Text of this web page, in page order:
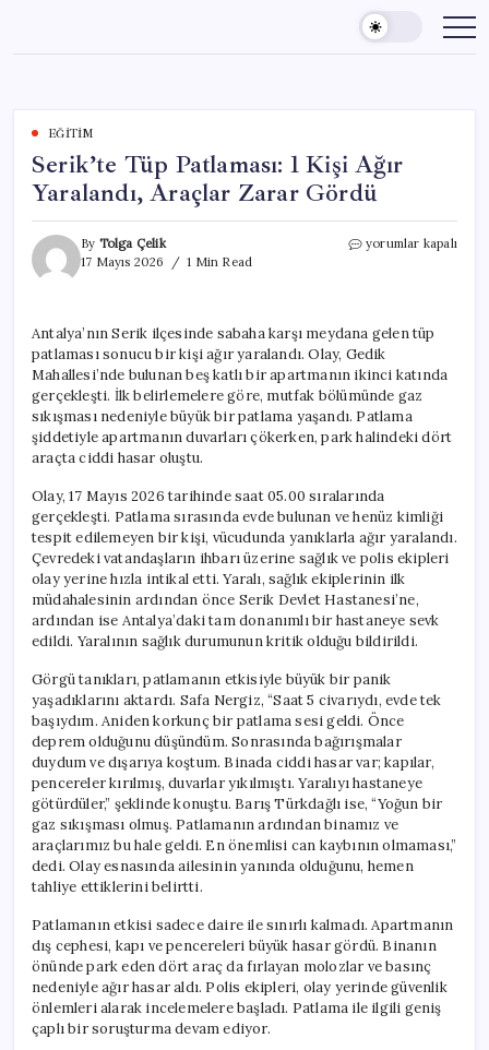
content
EĞITIM
Serik’te Tüp Patlaması: 1 Kişi Ağır
Yaralandı, Araçlar Zarar Gördü
By Tolga Çelik
17 Mayıs 2026
1 Min Read
Serik’te
Ağır
Yaralandı,
Araçlar
Zarar
Gördü
için
yorumlar kapalı
Antalya’nın Serik ilçesinde sabaha karşı meydana gelen tüp
patlaması sonucu bir kişi ağır yaralandı. Olay, Gedik
Mahallesi’nde bulunan beş katlı bir apartmanın ikinci katında
gerçekleşti. İlk belirlemelere göre, mutfak bölümünde gaz
sıkışması nedeniyle büyük bir patlama yaşandı. Patlama
şiddetiyle apartmanın duvarları çökerken, park halindeki dört
araçta ciddi hasar oluştu.
Olay, 17 Mayıs 2026 tarihinde saat 05.00 sıralarında
gerçekleşti. Patlama sırasında evde bulunan ve henüz kimliği
tespit edilemeyen bir kişi, vücudunda yanıklarla ağır yaralandı.
Çevredeki vatandaşların ihbarı üzerine sağlık ve polis ekipleri
olay yerine hızla intikal etti. Yaralı, sağlık ekiplerinin ilk
müdahalesinin ardından önce Serik Devlet Hastanesi’ne,
ardından ise Antalya’daki tam donanımlı bir hastaneye sevk
edildi. Yaralının sağlık durumunun kritik olduğu bildirildi.
Görgü tanıkları, patlamanın etkisiyle büyük bir panik
yaşadıklarını aktardı. Safa Nergiz, “Saat 5 civarıydı, evde tek
başıydım. Aniden korkunç bir patlama sesi geldi. Önce
deprem olduğunu düşündüm. Sonrasında bağırışmalar
duydum ve dışarıya koştum. Binada ciddi hasar var; kapılar,
pencereler kırılmış, duvarlar yıkılmıştı. Yaralıyı hastaneye
götürdüler,” şeklinde konuştu. Barış Türkdağlı ise, “Yoğun bir
gaz sıkışması olmuş. Patlamanın ardından binamız ve
araçlarımız bu hale geldi. En önemlisi can kaybının olmaması,”
dedi. Olay esnasında ailesinin yanında olduğunu, hemen
tahliye ettiklerini belirtti.
Patlamanın etkisi sadece daire ile sınırlı kalmadı. Apartmanın
dış cephesi, kapı ve pencereleri büyük hasar gördü. Binanın
önünde park eden dört araç da fırlayan molozlar ve basınç
nedeniyle ağır hasar aldı. Polis ekipleri, olay yerinde güvenlik
önlemleri alarak incelemelere başladı. Patlama ile ilgili geniş
çaplı bir soruşturma devam ediyor.